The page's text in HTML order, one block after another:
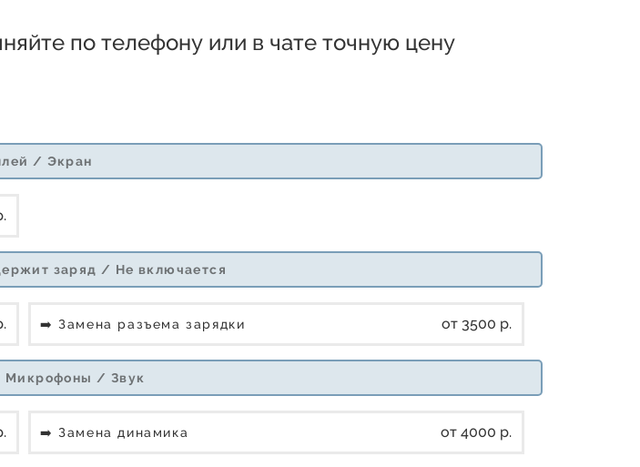
по телефону или в чате точную цену
/ Экран
заряд / Не включается
➡️ Замена разъема зарядки от 3500 р.
/ Звук
➡️ Замена динамика от 4000 р.